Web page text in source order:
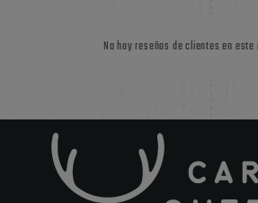
No hay reseñas de clientes en este